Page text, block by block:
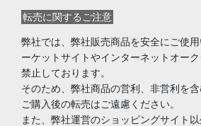
転売に関するご注意
弊社では、弊社販売商品を安全にご使
ーケットサイトやインターネットオー
禁止しております。
そのため、弊社商品の営利、非営利を含
ご購入後の転売はご遠慮ください。
また、弊社運営のショッピングサイト